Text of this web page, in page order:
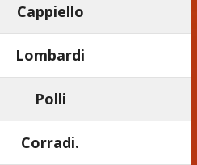
Cappiello
Lombardi
Polli
Corradi.